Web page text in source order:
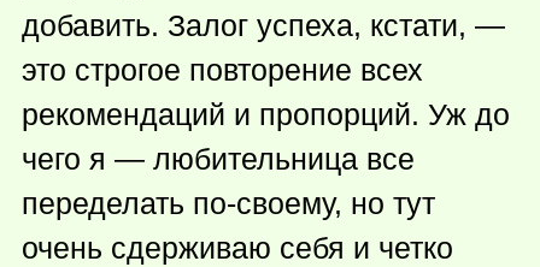
добавить. Залог успеха, кстати, —
это строгое повторение всех
рекомендаций и пропорций. Уж до
чего я — любительница все
переделать по-своему, но тут
очень сдерживаю себя и четко